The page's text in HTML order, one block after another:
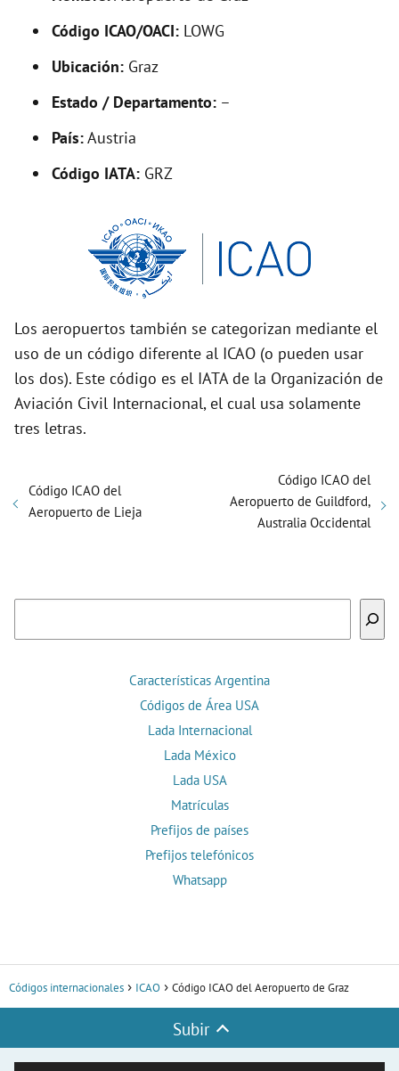
V
o
Código ICAO/OACI: LOWG
Ubicación: Graz
Estado / Departamento: –
País:Austria
Código IATA: GRZ
Los aeropuertos también se categorizan mediante el
uso de un código diferente al ICAO (o pueden usar
los dos). Este código es el IATA de la Organización de
Aviación Civil Internacional, el cual usa solamente
tres letras.
Código ICAO del
Aeropuerto de Lieja
Código ICAO del
Aeropuerto de Guildford,
Australia Occidental
Características Argentina
Códigos de Área USA
Lada Internacional
Lada México
Lada USA
Matrículas
Prefijos de países
Prefijos telefónicos
Whatsapp
Códigos internacionales ICAO Código ICAO del Aeropuerto de Graz
Subir